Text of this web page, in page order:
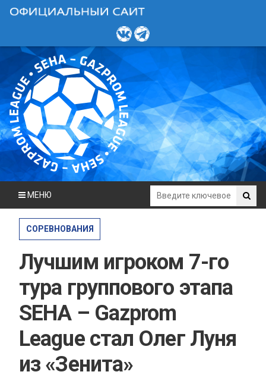
МЕНЮ
СОРЕВНОВАНИЯ
Лучшим игроком 7-го
тура группового этапа
SEHA – Gazprom
League стал Олег Луня
из «Зенита»